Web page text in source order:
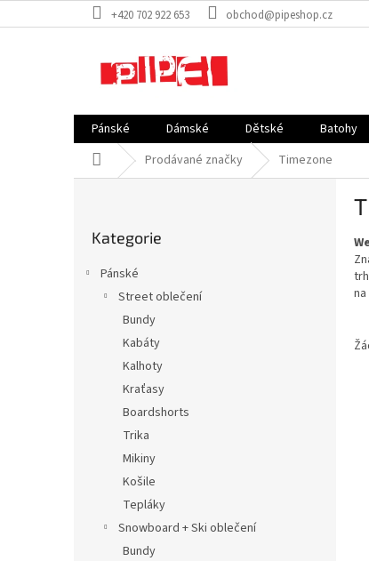
na
+420 702 922 653 obchod@pipeshop.cz
Pánské Dámské Dětské Batohy
Domů Prodávané značky Timezone
kategorie
Kategorie
Pánské
Street oblečení
Bundy
Kabáty
Kalhoty
Kraťasy
Boardshorts
Trika
Mikiny
Košile
Tepláky
Snowboard + Ski oblečení
Bundy